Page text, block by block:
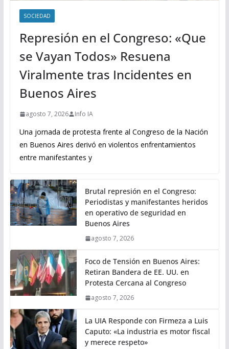
SOCIEDAD
Represión en el Congreso: «Que
se Vayan Todos» Resuena
Viralmente tras Incidentes en
Buenos Aires
agosto 7, 2026 Info IA
Una jornada de protesta frente al Congreso de la Nación
en Buenos Aires derivó en violentos enfrentamientos
entre manifestantes y
Brutal represión en el Congreso:
Periodistas y manifestantes heridos
en operativo de seguridad en
Buenos Aires
agosto 7, 2026
Foco de Tensión en Buenos Aires:
Retiran Bandera de EE. UU. en
Protesta Cercana al Congreso
agosto 7, 2026
La UIA Responde con Firmeza a Luis
Caputo: «La industria es motor fiscal
y merece respeto»